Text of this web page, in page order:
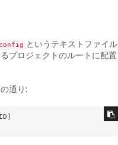
というテキストファイル
プロジェクトのルートに配置
通り: